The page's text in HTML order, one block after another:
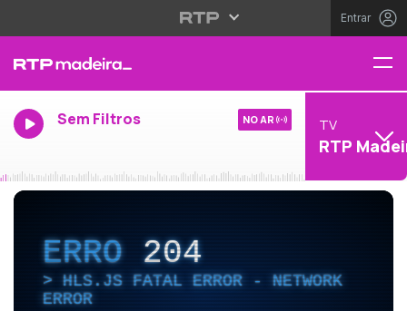
Entrar
Sem Filtros NO AR TV
RTP
ERRO204
HLS.JS FATAL ERROR - NETWORK
ERROR